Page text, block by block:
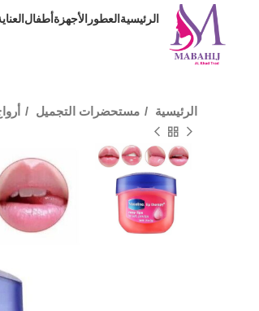
الرئيسيةالعطور الأجهزةأطفال
الرئيسية مستحضرات التجميل